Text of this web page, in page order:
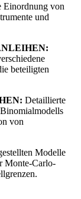
Einordnung von
und
beteiligten
Detaillierte
von
Modelle
Monte-Carlo-